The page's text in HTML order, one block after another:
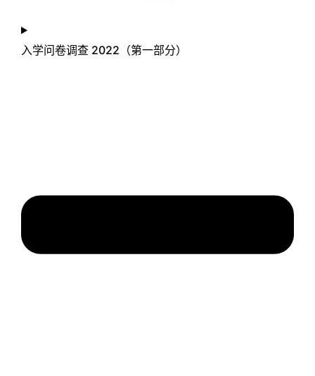
入学问卷调查 2022（第一部分）